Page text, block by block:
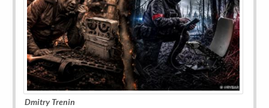
Dmitry Trenin